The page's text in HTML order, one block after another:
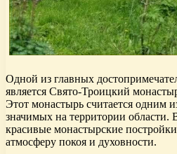
Одной из главных
является Свято-Троицкий
Этот монастырь считается одним
значимых на территории области.
красивые монастырские
атмосферу покоя и духовности.